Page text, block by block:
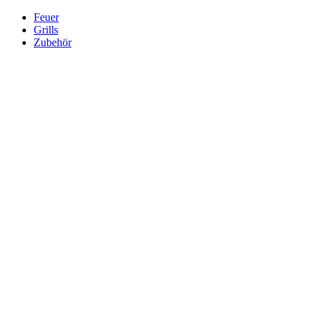
Feuer
Grills
Zubehör